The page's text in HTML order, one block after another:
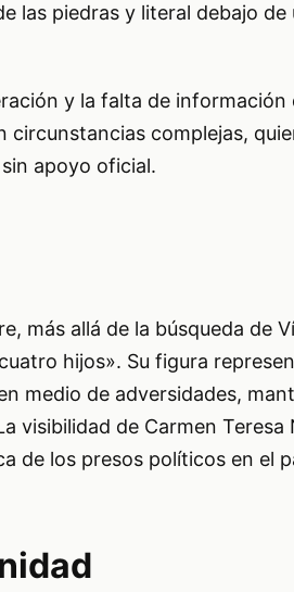
las piedras y literal debajo de
y la falta de
circunstancias complejas,
apoyo oficial.
más allá de la búsqueda de
hijos». Su figura
medio de adversidades,
visibilidad de Carmen Teresa
de los presos políticos en el